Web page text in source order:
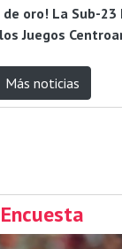
de oro! La Sub-
Juegos
Más noticias
Encuesta